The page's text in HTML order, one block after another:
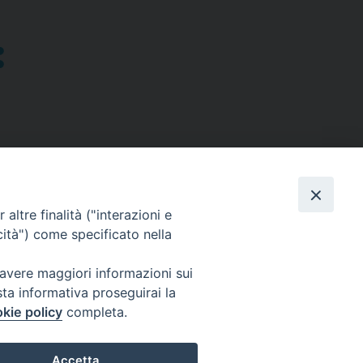
SEGUICI SU
Facebook
Instagram
X YouTube
altre finalità ("interazioni e
come specificato nella
maggiori informazioni sui
informativa proseguirai la
policy completa.